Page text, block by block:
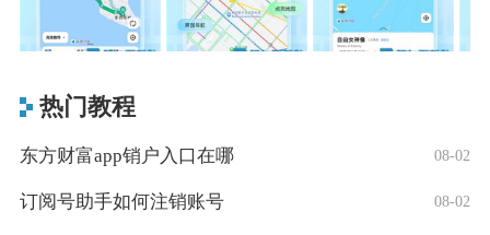
热门教程
东方财富app销户入口在哪 08-02
订阅号助手如何注销账号 08-02